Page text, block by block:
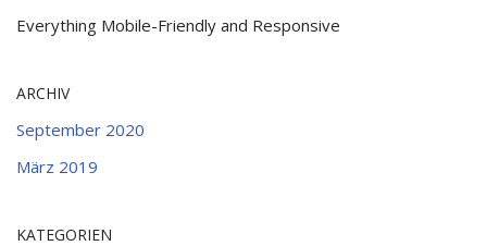
Everything Mobile-Friendly and Responsive
ARCHIV
September 2020
März 2019
KATEGORIEN